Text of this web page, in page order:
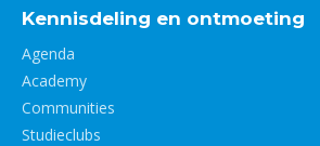
Kennisdeling en ontmoeting
Agenda
Academy
Communities
Studieclubs